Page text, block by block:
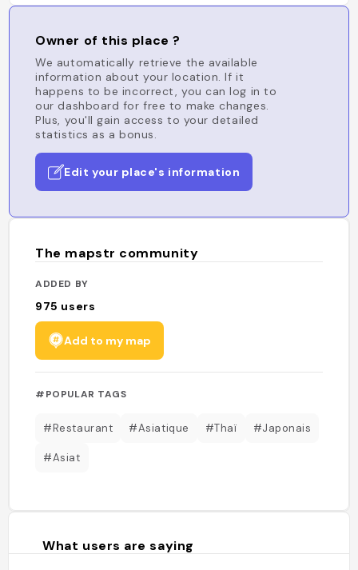
Owner of this place ?
We automatically retrieve the available
information about your location. If it
happens to be incorrect, you can log in to
our dashboard for free to make changes.
Plus, you'll gain access to your detailed
statistics as a bonus.
Edit your place's information
The mapstr community
ADDED BY
975 users
Add to my map
#POPULAR TAGS
#Restaurant #Asiatique #Thaï #Japonais
#Asiat
What users are saying